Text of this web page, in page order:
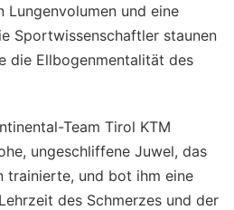
Lungenvolumen und eine
Sportwissenschaftler staunen
die Ellbogenmentalität des
Team Tirol KTM
ungeschliffene Juwel, das
trainierte, und bot ihm eine
des Schmerzes und der